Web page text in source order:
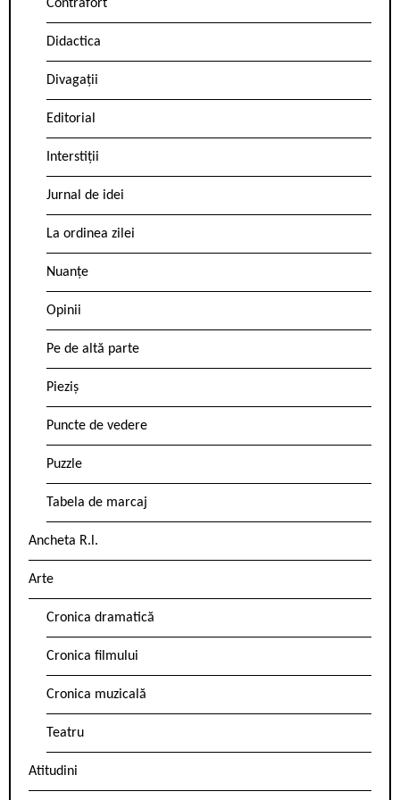
Contrafort
Didactica
Divagații
Editorial
Interstiții
Jurnal de idei
La ordinea zilei
Nuanțe
Opinii
Pe de altă parte
Pieziș
Puncte de vedere
Puzzle
Tabela de marcaj
Ancheta R.l.
Arte
Cronica dramatică
Cronica filmului
Cronica muzicală
Teatru
Atitudini